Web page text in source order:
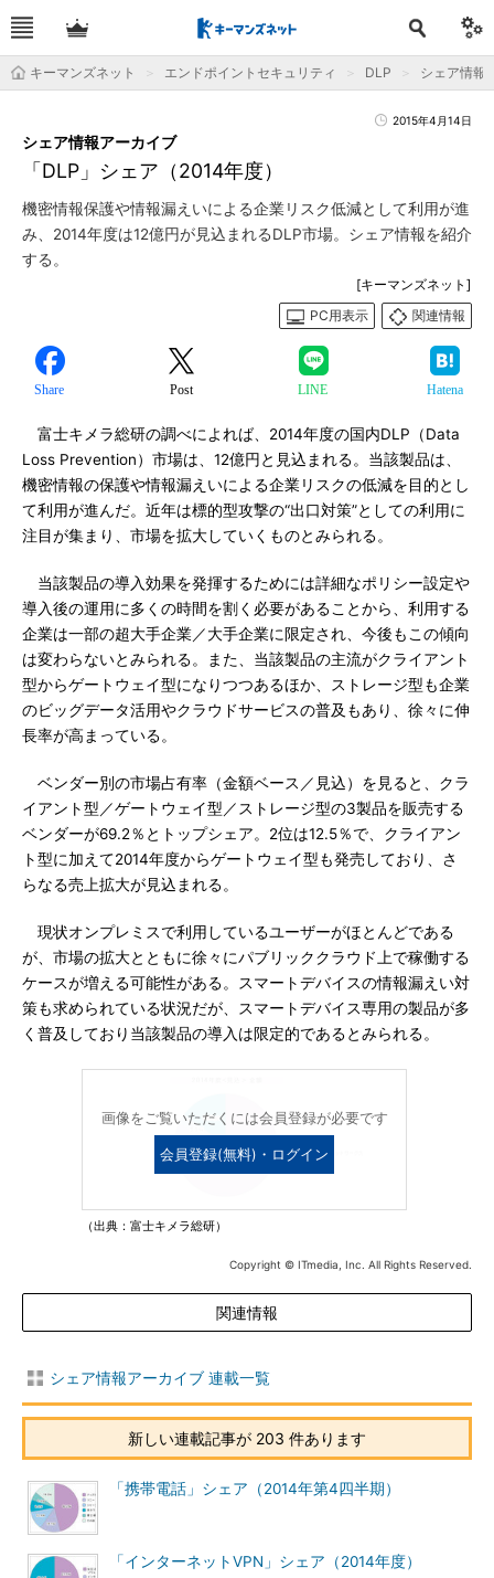
キーマンズネット エンドポイントセキュリティ DLP シェア情報
2015年4月14日
「DLP」シェア（2014年度）
シェア情報アーカイブ
機密情報保護や情報漏えいによる企業リスク低減として利用が進
み、2014年度は12億円が見込まれるDLP市場。シェア情報を紹介
する。
[キーマンズネット]
PC用表示
関連情報
Share Post LINE Hatena
富士キメラ総研の調べによれば、2014年度の国内DLP（Data
Loss Prevention）市場は、12億円と見込まれる。当該製品は、
機密情報の保護や情報漏えいによる企業リスクの低減を目的とし
て利用が進んだ。近年は標的型攻撃の“出口対策”としての利用に
注目が集まり、市場を拡大していくものとみられる。
当該製品の導入効果を発揮するためには詳細なポリシー設定や
導入後の運用に多くの時間を割く必要があることから、利用する
企業は一部の超大手企業／大手企業に限定され、今後もこの傾向
は変わらないとみられる。また、当該製品の主流がクライアント
型からゲートウェイ型になりつつあるほか、ストレージ型も企業
のビッグデータ活用やクラウドサービスの普及もあり、徐々に伸
長率が高まっている。
ベンダー別の市場占有率（金額ベース／見込）を見ると、クラ
イアント型／ゲートウェイ型／ストレージ型の3製品を販売する
ベンダーが69.2％とトップシェア。2位は12.5％で、クライアン
ト型に加えて2014年度からゲートウェイ型も発売しており、さ
らなる売上拡大が見込まれる。
現状オンプレミスで利用しているユーザーがほとんどである
が、市場の拡大とともに徐々にパブリッククラウド上で稼働する
ケースが増える可能性がある。スマートデバイスの情報漏えい対
策も求められている状況だが、スマートデバイス専用の製品が多
く普及しており当該製品の導入は限定的であるとみられる。
画像をご覧いただくには会員登録が必要です
会員登録(無料)・ログイン
（出典：富士キメラ総研）
Copyright © ITmedia, Inc. All Rights Reserved.
関連情報
シェア情報アーカイブ 連載一覧
新しい連載記事が 203 件あります
「携帯電話」シェア（2014年第4四半期）
「インターネットVPN」シェア（2014年度）